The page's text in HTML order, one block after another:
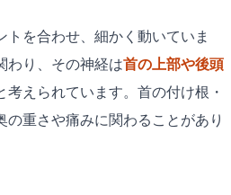
トを合わせ、細かく動いていま
わり、その神経は首の上部や後頭
考えられています。首の付け根・
の重さや痛みに関わることがあり